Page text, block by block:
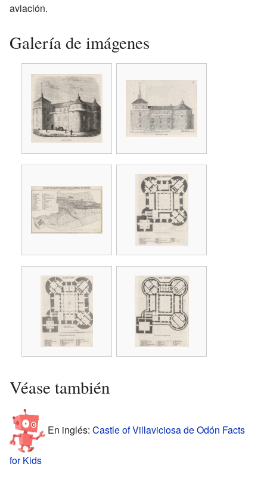
aviación.
Galería de imágenes
Véase también
En inglés: Castle of Villaviciosa de Odón Facts
for Kids